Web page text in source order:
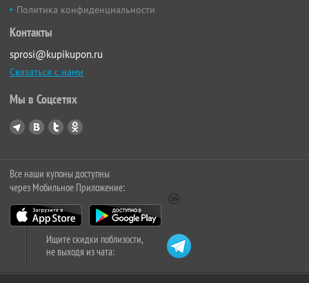
Политика конфиденциальности
Контакты
sprosi@kupikupon.ru
Связаться с нами
Мы в Соцсетях
Все наши купоны доступны
через Мобильное Приложение:
Ищите скидки поблизости,
не выходя из чата: